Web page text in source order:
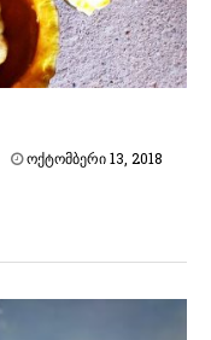
ოქტომბერი 13, 2018